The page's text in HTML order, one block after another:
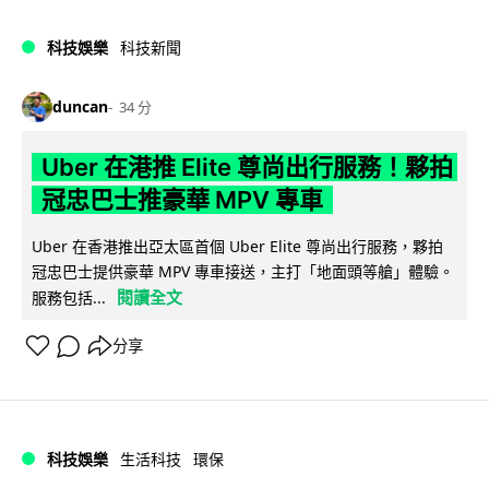
科技娛樂 科技新聞
duncan 34 分
Uber 在港推 Elite 尊尚出行服務！夥拍
冠忠巴士推豪華 MPV 專車
Uber 在香港推出亞太區首個 Uber Elite 尊尚出行服務，夥拍
冠忠巴士提供豪華 MPV 專車接送，主打「地面頭等艙」體驗。
服務包括...
閱讀全文
分享
科技娛樂 生活科技 環保